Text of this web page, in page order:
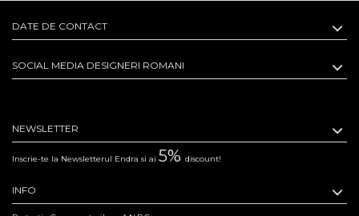
DATE DE CONTACT
SOCIAL MEDIA DESIGNERI ROMANI
NEWSLETTER
Inscrie-te la Newsletterul Endra si ai 5% discount!
INFO